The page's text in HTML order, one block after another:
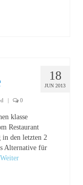
18
JUN 2013
0
klasse
Restaurant
in den letzten 2
Alternative für
Weiter